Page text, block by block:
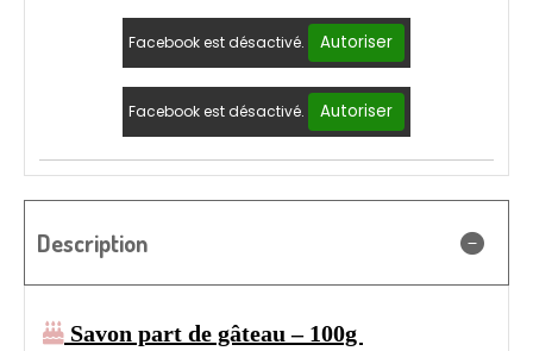
Facebook est désactivé. Autoriser
Facebook est désactivé. Autoriser
Description
 Savon part de gâteau – 100g